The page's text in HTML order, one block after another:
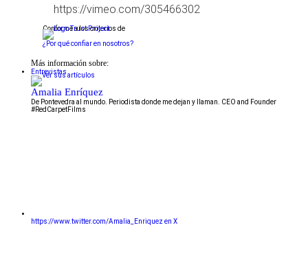
https://vimeo.com/305466302
Conforme a los criterios de
¿Por qué confiar en nosotros?
Más información sobre:
Entrevistas
Amalia Enríquez
De Pontevedra al mundo. Periodista donde me dejan y llaman. CEO and Founder
#RedCarpetFilms
https://www.twitter.com/Amalia_Enriquez en X